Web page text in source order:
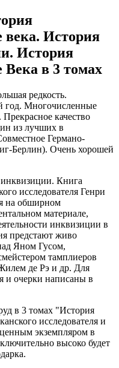
века. История
История
Века в 3 томах
редкость.
год. Многочисленные
качество
из лучших в
Германо-
Берлин). Очень хорошей
Книга
исследователя Генри
на обширном
материале,
инквизиции в
предстают живо
Яном Гусом,
тамплиеров
де Рэ и др. Для
и очерки написаны в
в 3 томах "История
исследователя и
экземпляром в
высоко будет